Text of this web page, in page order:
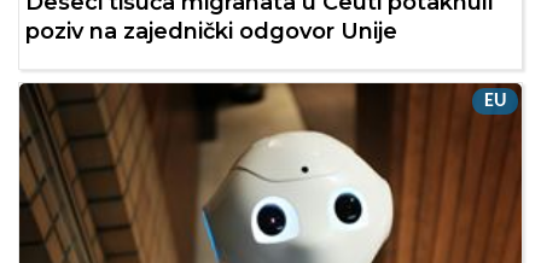
poziv na zajednički odgovor Unije
EU